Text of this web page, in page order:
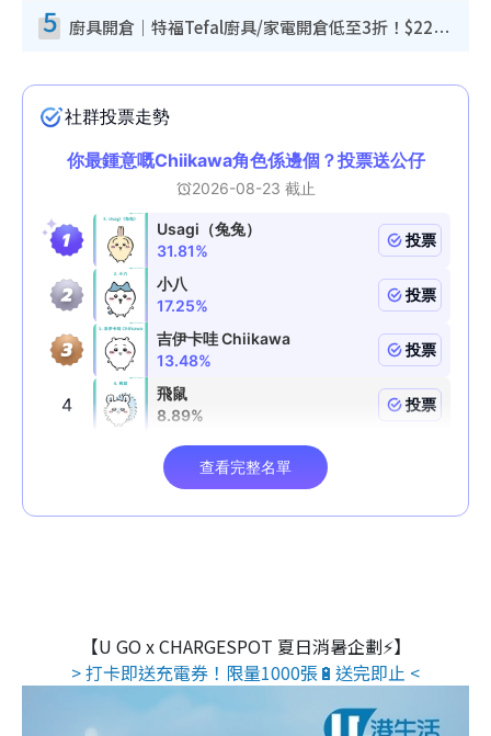
5 廚具開倉｜特福Tefal廚具/家電開倉低至3折！$220起買平底鍋/炒鑊/湯煲！電飯煲/吸塵機/燙斗$418起
【U GO x CHARGESPOT 夏日消暑企劃⚡】
> 打卡即送充電券！限量1000張🔋送完即止 <